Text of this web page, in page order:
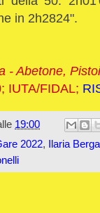
in 2h2824".
- Abetone,
IUTA/FIDAL;
19:00
2022, Ilaria